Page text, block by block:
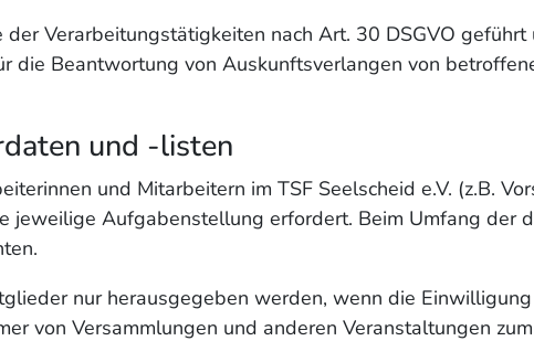
Verarbeitungstätigkeiten nach Art. 30 DSGVO geführt
Beantwortung von Auskunftsverlangen von
und -listen
und Mitarbeitern im TSF Seelscheid e.V. (z.B.
jeweilige Aufgabenstellung erfordert. Beim Umfang der
nur herausgegeben werden, wenn die
von Versammlungen und anderen Veranstaltungen